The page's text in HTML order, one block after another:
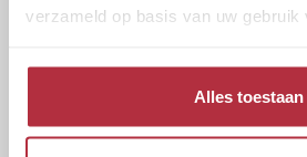
verzameld op basis van uw gebruik
Alles toestaan